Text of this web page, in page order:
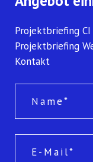
Projektbriefing CI
Projektbriefing
Kontakt